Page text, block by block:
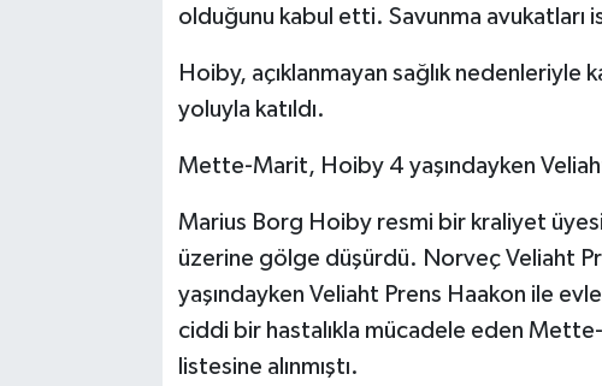
olduğunu kabul etti. Savunma avukatları
Hoiby, açıklanmayan sağlık nedenleriyle
yoluyla katıldı.
Mette-Marit, Hoiby 4 yaşındayken
Marius Borg Hoiby resmi bir kraliyet
üzerine gölge düşürdü. Norveç Veliaht
yaşındayken Veliaht Prens Haakon ile
ciddi bir hastalıkla mücadele eden
listesine alınmıştı.